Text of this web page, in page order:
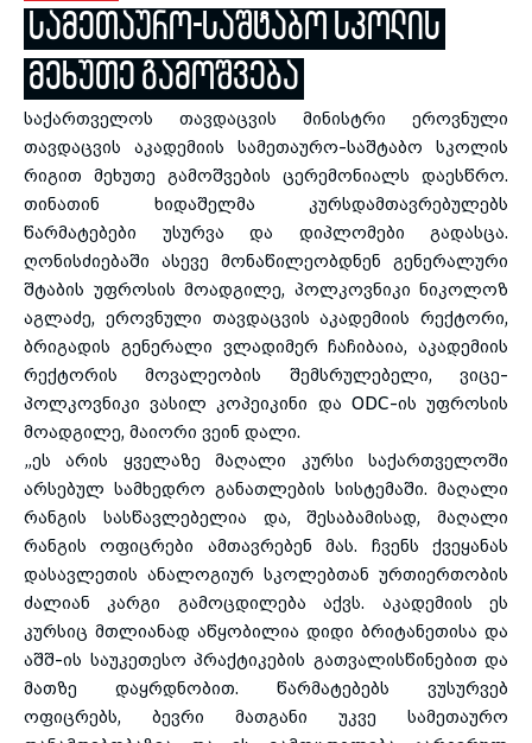
toggle submenu
ᲡᲐᲛᲔᲗᲐᲣᲠᲝ-ᲡᲐᲨᲢᲐᲑᲝ ᲡᲙᲝᲚᲘᲡ
ᲛᲔᲮᲣᲗᲔ ᲒᲐᲛᲝᲨᲕᲔᲑᲐ
საქართველოს თავდაცვის მინისტრი ეროვნული
თავდაცვის აკადემიის სამეთაურო-საშტაბო სკოლის
რიგით მეხუთე გამოშვების ცერემონიალს დაესწრო.
თინათინ ხიდაშელმა კურსდამთავრებულებს
წარმატებები უსურვა და დიპლომები გადასცა.
ღონისძიებაში ასევე მონაწილეობდნენ გენერალური
შტაბის უფროსის მოადგილე, პოლკოვნიკი ნიკოლოზ
აგლაძე, ეროვნული თავდაცვის აკადემიის რექტორი,
ბრიგადის გენერალი ვლადიმერ ჩაჩიბაია, აკადემიის
რექტორის მოვალეობის შემსრულებელი, ვიცე-
პოლკოვნიკი ვასილ კოპეიკინი და ODC-ის უფროსის
მოადგილე, მაიორი ვეინ დალი.
„ეს არის ყველაზე მაღალი კურსი საქართველოში
არსებულ სამხედრო განათლების სისტემაში. მაღალი
რანგის სასწავლებელია და, შესაბამისად, მაღალი
რანგის ოფიცრები ამთავრებენ მას. ჩვენს ქვეყანას
დასავლეთის ანალოგიურ სკოლებთან ურთიერთობის
ძალიან კარგი გამოცდილება აქვს. აკადემიის ეს
კურსიც მთლიანად აწყობილია დიდი ბრიტანეთისა და
აშშ-ის საუკეთესო პრაქტიკების გათვალისწინებით და
მათზე დაყრდნობით. წარმატებებს ვუსურვებ
ოფიცრებს, ბევრი მათგანი უკვე სამეთაურო